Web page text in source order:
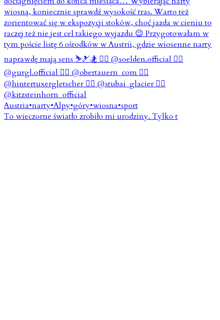
To wieczorne światło zrobiło mi urodziny. Tylko t